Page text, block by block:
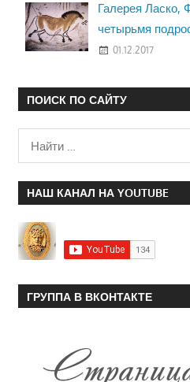
Галерея Ласко,
четырьмя
01.12.2017
ПОИСК ПО САЙТУ
НАШ КАНАЛ НА YOUTUBE
ГРУППА В ВКОНТАКТЕ